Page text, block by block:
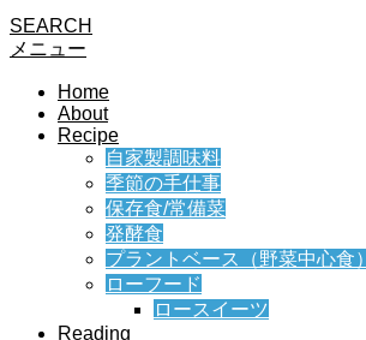
SEARCH
メニュー
Home
About
Recipe
自家製調味料
季節の手仕事
保存食/常備菜
発酵食
プラントベース（野菜中心食）
ローフード
ロースイーツ
Reading